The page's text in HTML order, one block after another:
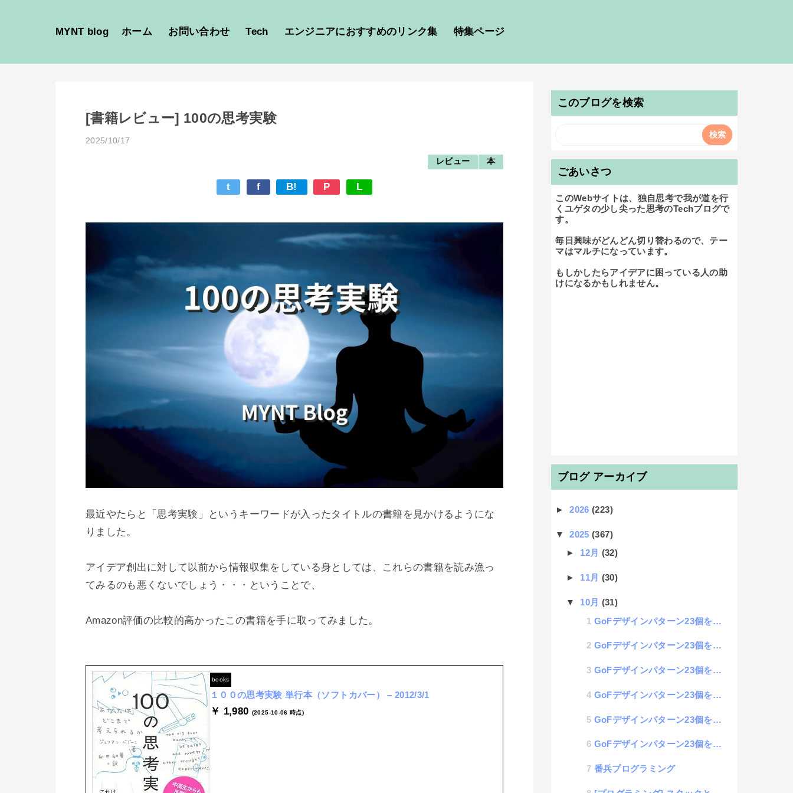
MYNT blog ホーム お問い合わせ Tech エンジニアにおすすめのリンク集 特集ページ
[書籍レビュー] 100の思考実験
2025/10/17
レビュー 本
t f B! P L
最近やたらと「思考実験」というキーワードが入ったタイトルの書籍を見かけるようにな
りました。
アイデア創出に対して以前から情報収集をしている身としては、これらの書籍を読み漁っ
てみるのも悪くないでしょう・・・ということで、
books
１００の思考実験 単行本（ソフトカバー） – 2012/3/1
￥ 1,980 (2025-10-06 時点)
このブログを検索
ごあいさつ
このWebサイトは、独自思考で我が道を行
くユゲタの少し尖った思考のTechブログで
す。
毎日興味がどんどん切り替わるので、テー
マはマルチになっています。
もしかしたらアイデアに困っている人の助
けになるかもしれません。
ブログ アーカイブ
►2026(223)
▼2025(367)
► 12月 (32)
► 11月 (30)
▼ 10月 (31)
GoFデザインパターン23個を完全に理解するブログ #05 Prototype（プロトタイプ）
GoFデザインパターン23個を完全に理解するブログ #04 Builder（ビルダー）
GoFデザインパターン23個を完全に理解するブログ #03 Abstract Factory（抽象フ...
GoFデザインパターン23個を完全に理解するブログ #02 Factory Method（ファクトリ...
GoFデザインパターン23個を完全に理解するブログ #01 Singleton（シングルトン）
GoFデザインパターン23個を完全に理解するブログ #00 基本情報
番兵プログラミング